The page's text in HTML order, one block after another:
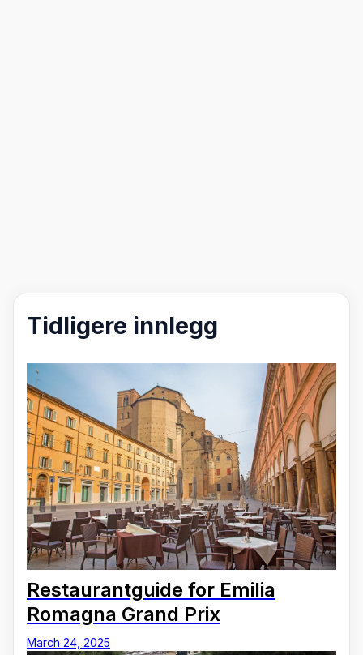
Tidligere innlegg
Restaurantguide for Emilia
Romagna Grand Prix
March 24, 2025